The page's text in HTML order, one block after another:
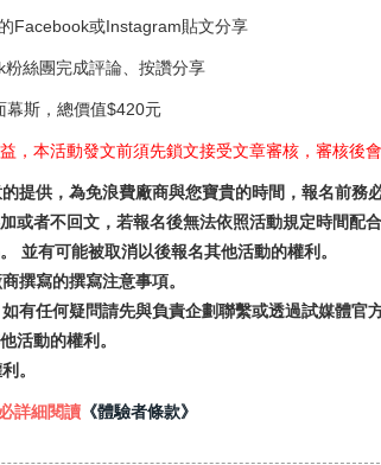
Facebook或Instagram貼文分享
絲團完成評論、按讚分享
幕斯，總價值$420元
，本活動發文前須先鎖文接受文章審核，審核後
提供，為免浪費廠商與您寶貴的時間，報名前
或者不回文，若報名後無法依照活動規定時間
並有可能被取消以後報名其他活動的權利。
撰寫的撰寫注意事項。
有任何疑問請先與負責企劃聯繫或透過試媒體
活動的權利。
。
詳細閱讀 《體驗者條款》